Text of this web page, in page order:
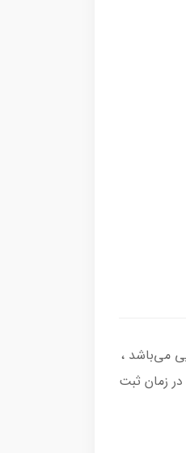
و کیفیت بالایی می‌باشد ،
در زمان ثبت